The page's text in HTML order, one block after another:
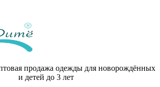
продажа одежды для новорождённых
и детей до 3 лет